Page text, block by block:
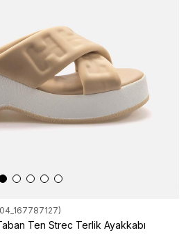
Ten Strec Terlik Ayakkabı